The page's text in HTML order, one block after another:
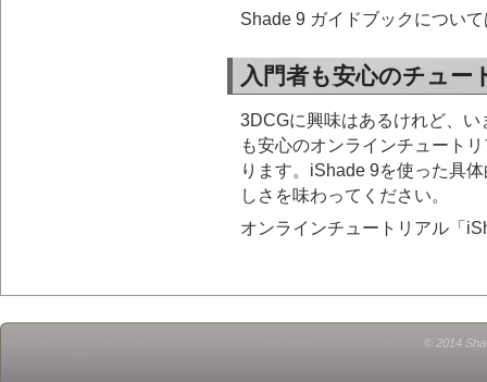
Shade 9 ガイドブックについ
入門者も安心のチュー
3DCGに興味はあるけれど、
も安心のオンラインチュート
ります。iShade 9を使った具
しさを味わってください。
オンラインチュートリアル「
© 2014